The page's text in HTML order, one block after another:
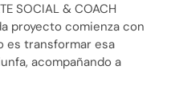
SOCIAL & COACH
proyecto comienza con
es transformar esa
acompañando a